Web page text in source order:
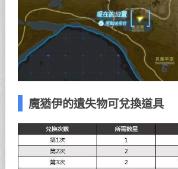
魔猶伊的遺失物可兌換道具